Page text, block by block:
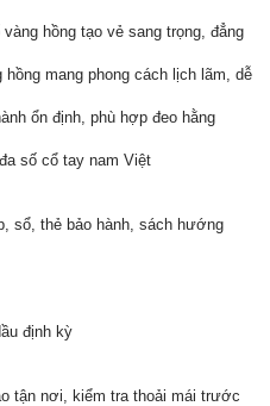
hồng tạo vẻ sang trọng, đẳng
hồng mang phong cách lịch lãm, dễ
ổn định, phù hợp đeo hằng
số cổ tay nam Việt
sổ, thẻ bảo hành, sách hướng
định kỳ
tận nơi, kiểm tra thoải mái trước